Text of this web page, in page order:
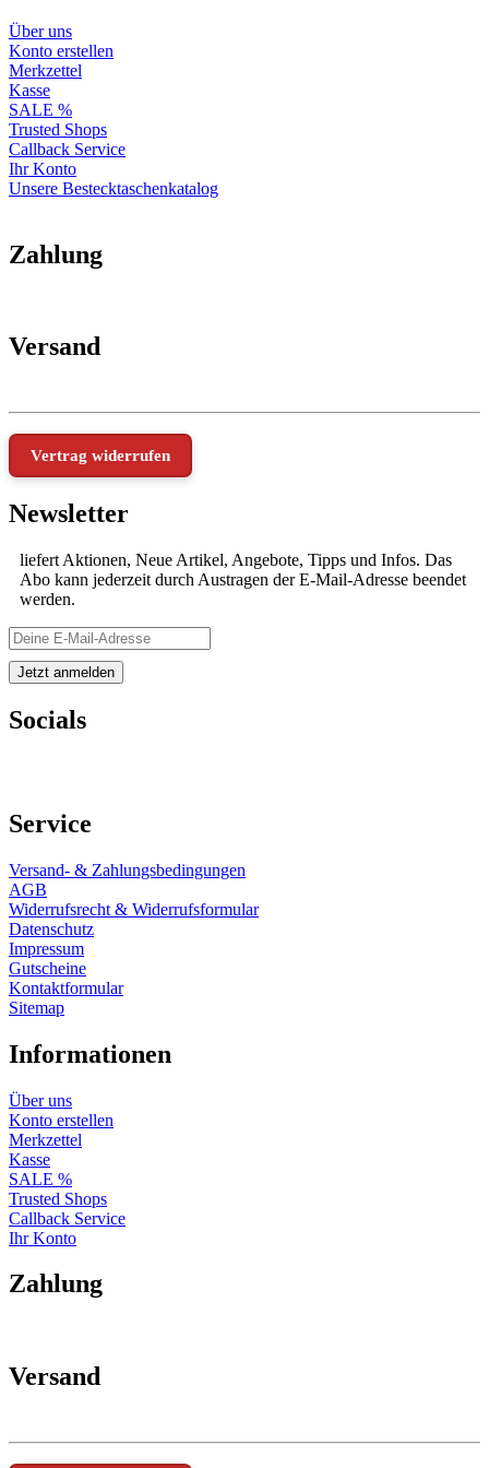
Über uns
Konto erstellen
Merkzettel
Kasse
SALE %
Trusted Shops
Callback Service
Ihr Konto
Unsere Bestecktaschenkatalog
Zahlung
Versand
Vertrag widerrufen
Newsletter
liefert Aktionen, Neue Artikel, Angebote, Tipps und Infos. Das
Abo kann jederzeit durch Austragen der E-Mail-Adresse beendet
werden.
Socials
Service
Versand- & Zahlungsbedingungen
AGB
Widerrufsrecht & Widerrufsformular
Datenschutz
Impressum
Gutscheine
Kontaktformular
Sitemap
Informationen
Über uns
Konto erstellen
Merkzettel
Kasse
SALE %
Trusted Shops
Callback Service
Ihr Konto
Zahlung
Versand